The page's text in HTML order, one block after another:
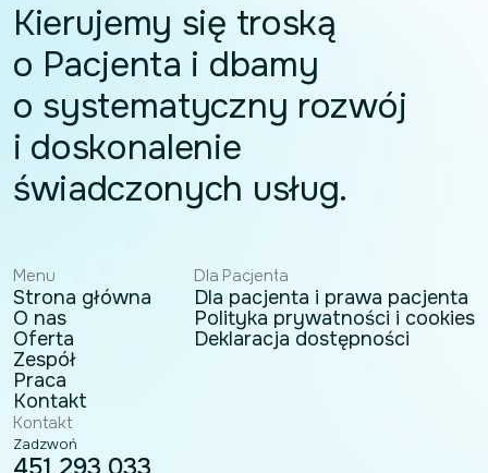
Kierujemy się troską
o Pacjenta i dbamy
o systematyczny rozwój
i doskonalenie
świadczonych usług.
Menu
Strona główna
O nas
Oferta
Zespół
Praca
Kontakt
Dla Pacjenta
Dla pacjenta i prawa pacjenta
Polityka prywatności i cookies
Deklaracja dostępności
Kontakt
Zadzwoń